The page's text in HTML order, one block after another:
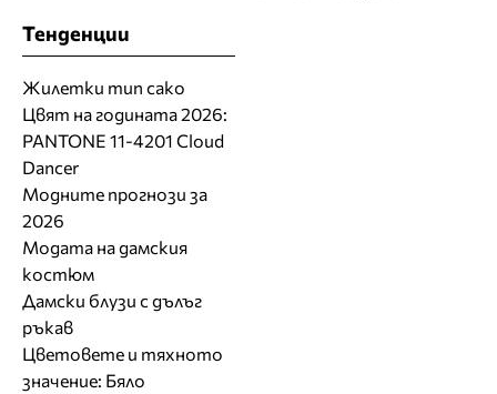
Тенденции
Жилетки тип сако
Цвят на годината 2026:
PANTONE 11-4201 Cloud
Dancer
Модните прогнози за
2026
Модата на дамския
костюм
Дамски блузи с дълъг
ръкав
Цветовете и тяхното
значение: Бяло